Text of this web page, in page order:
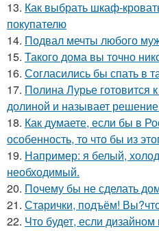
13. Как выбрать шкаф-
покупателю
14. Подвал мечты любого
15. Такого дома вы точно
16. Согласились бы спать в
17. Полина Лурье готовится
долиной и называет
18. Как думаете, если бы в
особенность, то что бы из
19. Например: я белый,
необходимый.
20. Почему бы не сделать
21. Старички, подъём!
22. Что будет, если